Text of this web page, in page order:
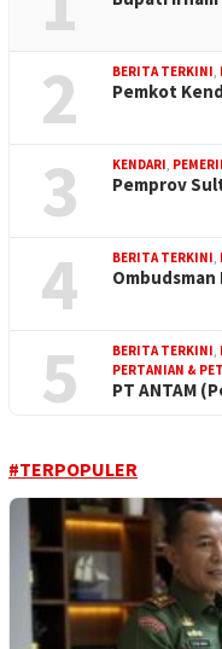
2 BERITA TERKINI
Pemkot
3 KENDARI
Pemprov
4 BERITA TERKINI
5 BERITA TERKINI
PERTANIAN &
PT ANTAM
#TERPOPULER